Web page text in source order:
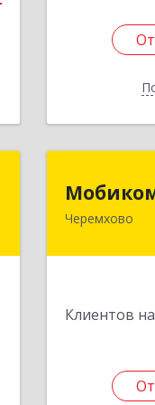
Черемхово
Клиентов